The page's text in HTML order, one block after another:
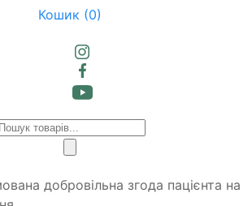
Кошик (0)
Products
добровільна згода пацієнта на